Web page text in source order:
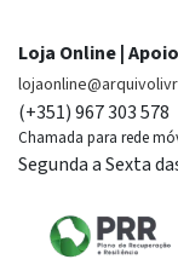
Loja Online |
(+351) 967 303 578
Chamada para rede
Segunda a Sexta